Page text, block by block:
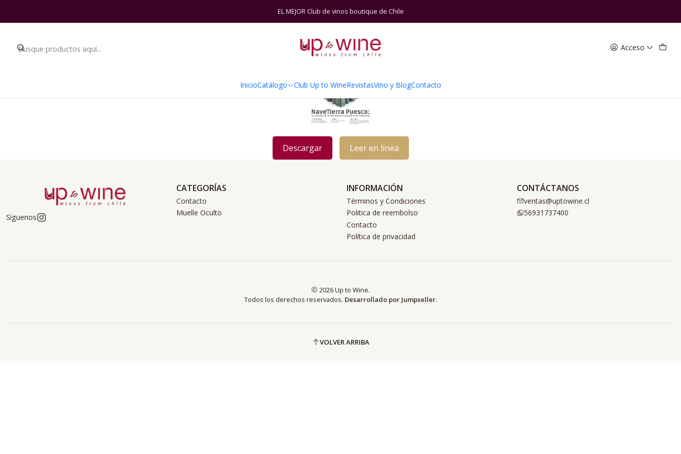
Acceso
InicioCatálogo Club Up to WineRevistasVino y BlogContacto
EL MEJOR Club de vinos boutique de Chile
Inicio Enero 2020
Descargar Leer en línea
Síguenos
CATEGORÍAS
Contacto
Muelle Oculto
INFORMACIÓN
Términos y Condiciones
Politica de reembolso
Contacto
Política de privacidad
CONTÁCTANOS
ventas@uptowine.cl
56931737400
2026 Up to Wine.
Todos los derechos reservados. Desarrollado por Jumpseller.
VOLVER ARRIBA